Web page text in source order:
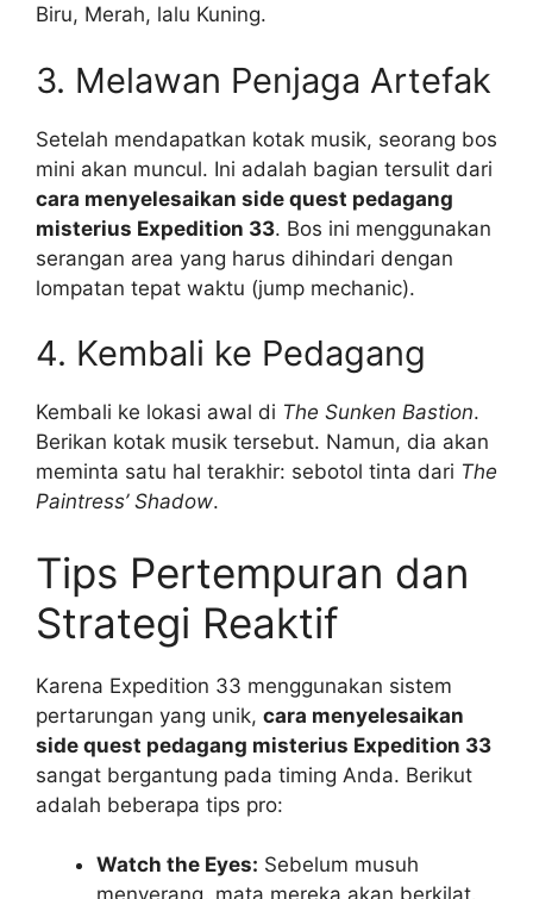
Biru, Merah, lalu Kuning.
3. Melawan Penjaga Artefak
Setelah mendapatkan kotak musik, seorang bos
mini akan muncul. Ini adalah bagian tersulit dari
cara menyelesaikan side quest pedagang
misterius Expedition 33. Bos ini menggunakan
serangan area yang harus dihindari dengan
lompatan tepat waktu (jump mechanic).
4. Kembali ke Pedagang
Kembali ke lokasi awal di The Sunken Bastion.
Berikan kotak musik tersebut. Namun, dia akan
meminta satu hal terakhir: sebotol tinta dari The
Paintress’ Shadow.
Tips Pertempuran dan
Strategi Reaktif
Karena Expedition 33 menggunakan sistem
pertarungan yang unik, cara menyelesaikan
side quest pedagang misterius Expedition 33
sangat bergantung pada timing Anda. Berikut
adalah beberapa tips pro:
Watch the Eyes: Sebelum musuh